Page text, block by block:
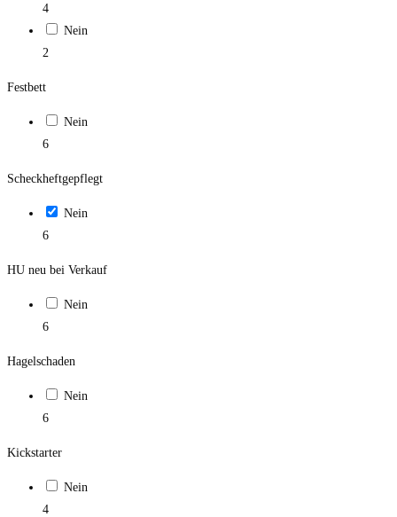
4
Nein
2
Festbett
Nein
6
Scheckheftgepflegt
Nein
6
HU neu bei Verkauf
Nein
6
Hagelschaden
Nein
6
Kickstarter
Nein
4